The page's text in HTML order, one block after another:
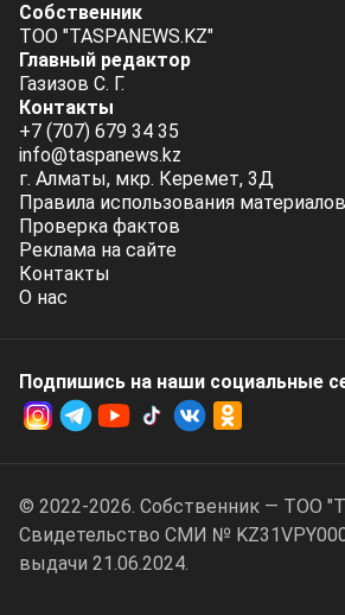
Собственник
ТОО "TASPANEWS.KZ"
Главный редактор
Газизов С. Г.
Контакты
+7 (707) 679 34 35
info@taspanews.kz
г. Алматы, мкр. Керемет, 3Д
Правила использования материалов
Проверка фактов
Реклама на сайте
Контакты
О нас
Подпишись на наши социальные
© 2022-2026. Собственник — ТОО
Cвидетельство СМИ №
выдачи 21.06.2024.